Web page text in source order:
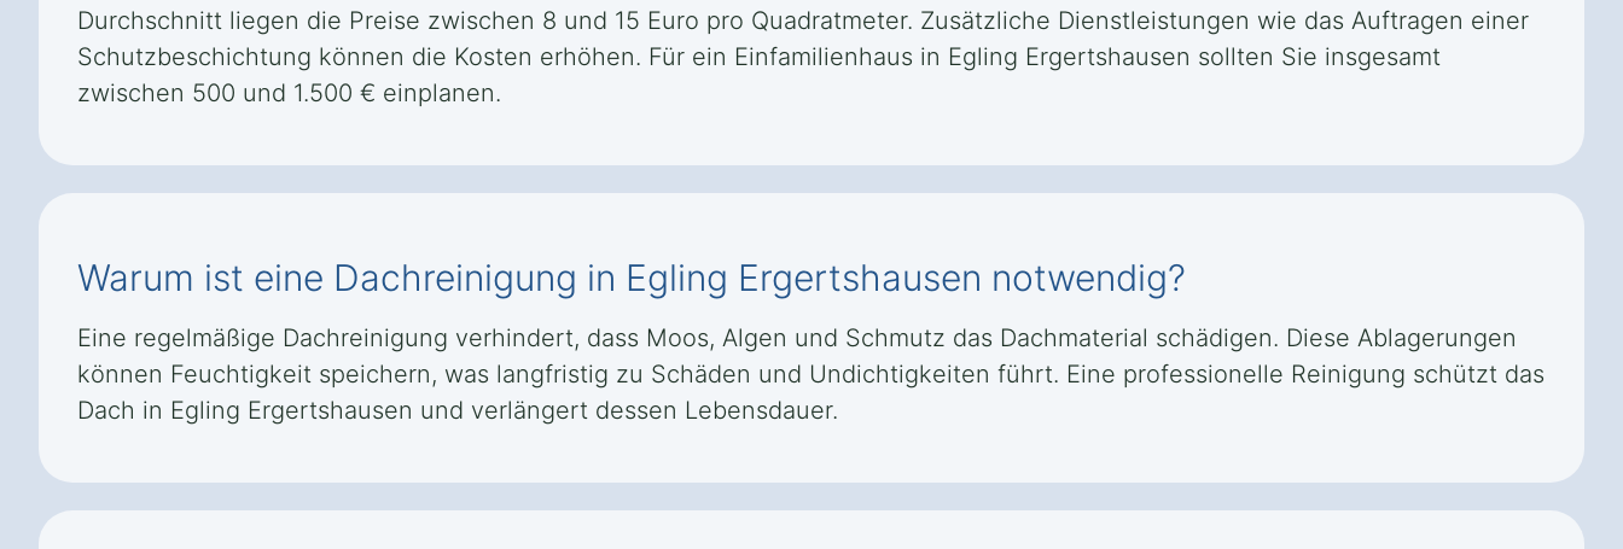
Durchschnitt liegen die Preise zwischen 8 und 15 Euro pro Quadratmeter. Zusätzliche Dienstleistungen wie das Auftragen einer
Schutzbeschichtung können die Kosten erhöhen. Für ein Einfamilienhaus in Egling Ergertshausen sollten Sie insgesamt
zwischen 500 und 1.500 € einplanen.
Warum ist eine Dachreinigung in Egling Ergertshausen notwendig?
Eine regelmäßige Dachreinigung verhindert, dass Moos, Algen und Schmutz das Dachmaterial schädigen. Diese Ablagerungen
können Feuchtigkeit speichern, was langfristig zu Schäden und Undichtigkeiten führt. Eine professionelle Reinigung schützt das
Dach in Egling Ergertshausen und verlängert dessen Lebensdauer.